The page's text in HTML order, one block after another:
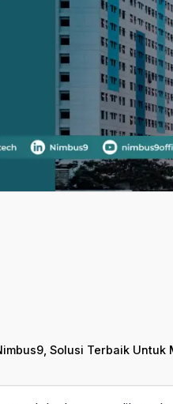
Solusi Terbaik Untuk